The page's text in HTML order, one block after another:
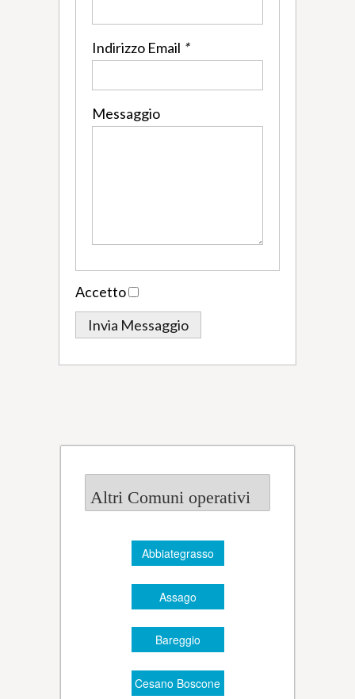
Indirizzo Email *
Messaggio
Accetto
Altri Comuni operativi
Abbiategrasso
Assago
Bareggio
Cesano Boscone